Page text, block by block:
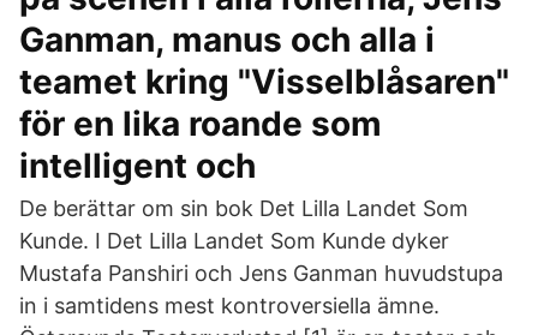
Ganman, manus och alla i
teamet kring "Visselblåsaren"
för en lika roande som
intelligent och
De berättar om sin bok Det Lilla Landet Som
Kunde. I Det Lilla Landet Som Kunde dyker
Mustafa Panshiri och Jens Ganman huvudstupa
in i samtidens mest kontroversiella ämne.